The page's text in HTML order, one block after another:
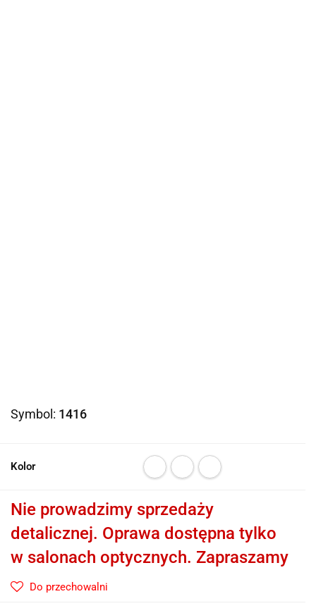
Symbol: 1416
Kolor
Nie prowadzimy sprzedaży
detalicznej. Oprawa dostępna tylko
w salonach optycznych. Zapraszamy
Do przechowalni